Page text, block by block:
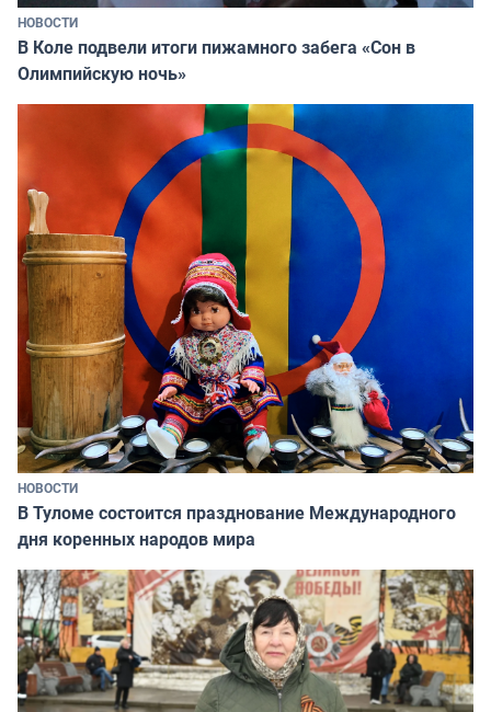
НОВОСТИ
В Коле подвели итоги пижамного забега «Сон в
Олимпийскую ночь»
НОВОСТИ
В Туломе состоится празднование Международного
дня коренных народов мира